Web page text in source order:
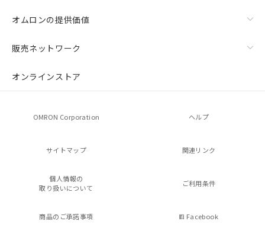
オムロンの提供価値
販売ネットワーク
オンラインストア
OMRON Corporation ヘルプ
サイトマップ 関連リンク
個人情報の
取り扱いについて
ご利用条件
商品のご承諾事項 Facebook